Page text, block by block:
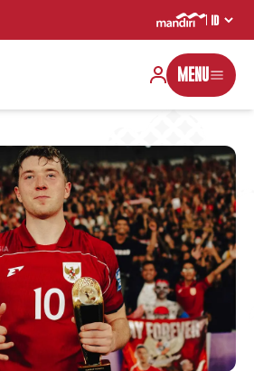
MENU